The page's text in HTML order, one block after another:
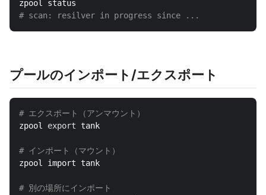
# scan: resilver in progress since ...
プールのインポート/エクスポート
# エクスポート（アンマウント）
zpool export tank
# インポート（マウント）
zpool import tank
# 別の場所にインポート